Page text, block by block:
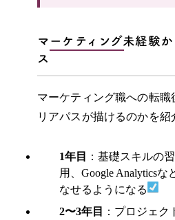
マーケティング未経験
ス
マーケティング職への転職
リアパスが描けるのかを紹
1年目
：基礎スキルの
用、Google Analyticsな
なせるようになる
2〜3年目
：プロジェ